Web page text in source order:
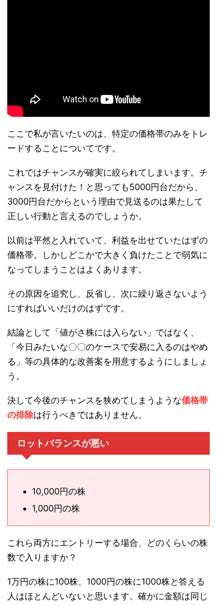
ここで私が言いたいのは、特定の価格帯のみをトレ
ードすることについてです。
これではチャンスが確実に絞られてしまいます。チ
ャンスを見付けた！と思っても5000円台だから、
3000円台だからという理由で見送るのは果たして
正しい行動と言えるのでしょうか。
以前は平然と入れていて、利益を出せていたはずの
価格帯。しかしどこかで大きく負けたことで弱気に
なってしまうことはよくあります。
その原因を追究し、反省し、次に繰り返さないよう
にすればいいだけのはずです。
結論として「値がさ株には入らない」ではなく、
「今日みたいな〇〇のケースで安易に入るのはやめ
る」等の具体的な改善案を用意するようにしましょ
う。
決して今後のチャンスを狭めてしまうような価格帯
の排除は行うべきではありません。
ロットバランスが悪い
10,000円の株
1,000円の株
これら両方にエントリーする場合、どのくらいの株
数で入りますか？
1万円の株に100株、1000円の株に1000株と答える
人はほとんどいないと思います。確かに金額は同じ